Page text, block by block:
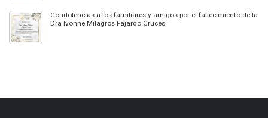
Condolencias a los familiares y amigos por el fallecimiento de la
Dra Ivonne Milagros Fajardo Cruces